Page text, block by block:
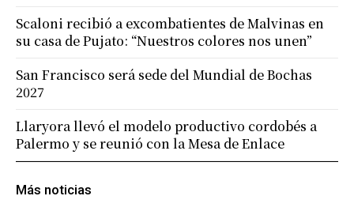
Más noticias
Scaloni recibió a excombatientes de Malvinas en
su casa de Pujato: “Nuestros colores nos unen”
San Francisco será sede del Mundial de Bochas
2027
Llaryora llevó el modelo productivo cordobés a
Palermo y se reunió con la Mesa de Enlace